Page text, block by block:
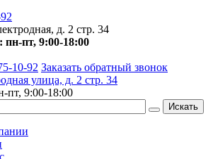
д. 2 стр. 34
пт, 9:00-18:00
10-92 Заказать обратный звонок
улица, д. 2 стр. 34
пт, 9:00-18:00
Искать